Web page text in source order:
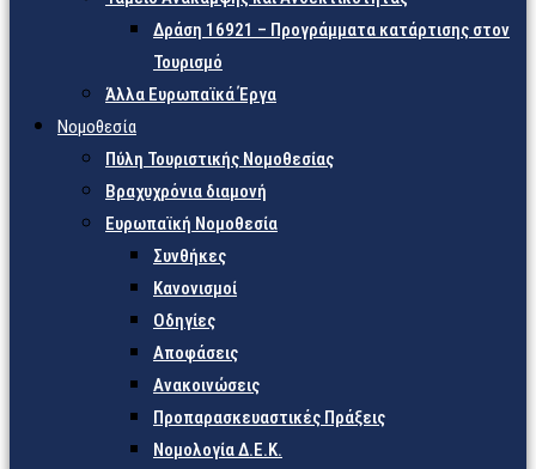
Δράση 16921 – Προγράμματα κατάρτισης στον
Τουρισμό
Άλλα Ευρωπαϊκά Έργα
Νομοθεσία
Πύλη Τουριστικής Νομοθεσίας
Βραχυχρόνια διαμονή
Ευρωπαϊκή Νομοθεσία
Συνθήκες
Κανονισμοί
Οδηγίες
Αποφάσεις
Ανακοινώσεις
Προπαρασκευαστικές Πράξεις
Νομολογία Δ.Ε.Κ.